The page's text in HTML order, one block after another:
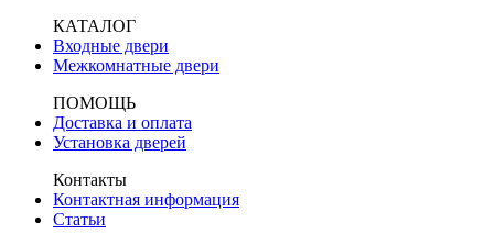
КАТАЛОГ
Входные двери
Межкомнатные двери
ПОМОЩЬ
Доставка и оплата
Установка дверей
Контакты
Контактная информация
Статьи